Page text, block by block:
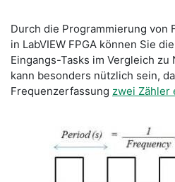
Durch die Programmierung von
in LabVIEW FPGA können Sie
Eingangs-Tasks im Vergleich zu
kann besonders nützlich sein,
Frequenzerfassung zwei Zähler